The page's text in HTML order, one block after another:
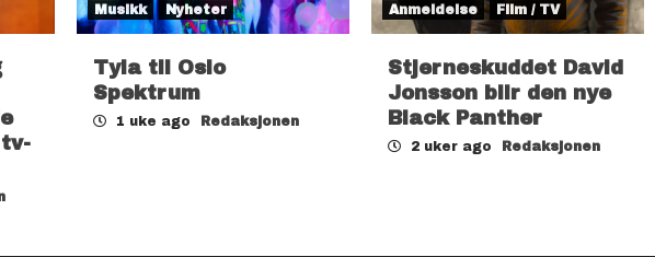
Musikk Nyheter
Tyla til Oslo
Spektrum
1 uke ago Redaksjonen
Anmeldelse Film / TV
Stjerneskuddet David
Jonsson blir den nye
Black Panther
2 uker ago Redaksjonen